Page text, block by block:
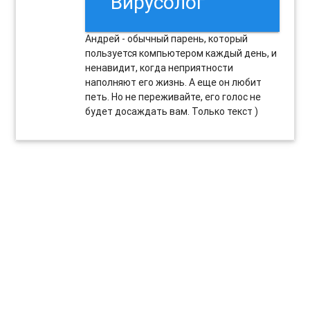
Андрей - обычный парень, который
пользуется компьютером каждый день, и
ненавидит, когда неприятности
наполняют его жизнь. А еще он любит
петь. Но не переживайте, его голос не
будет досаждать вам. Только текст )